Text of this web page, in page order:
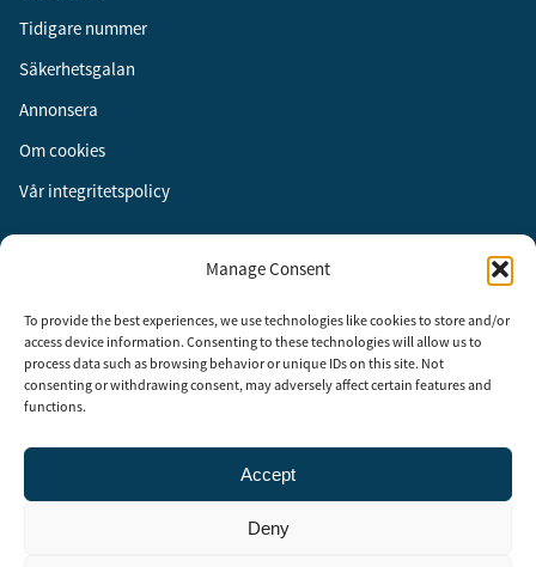
Manage Consent
To provide the best experiences, we use technologies like cookies to store and/or
access device information. Consenting to these technologies will allow us to
process data such as browsing behavior or unique IDs on this site. Not
consenting or withdrawing consent, may adversely affect certain features and
functions.
Accept
Deny
Tidigare nummer
Säkerhetsgalan
Annonsera
Om cookies
Vår integritetspolicy
Instagram
LinkedIn
Säkerhet år 2003 för att stimulera, utveckla och informera om